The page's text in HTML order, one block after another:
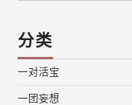
分类
一对活宝
一团妄想